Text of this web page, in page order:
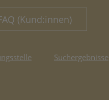
(Kund:innen)
Suchergebnisse